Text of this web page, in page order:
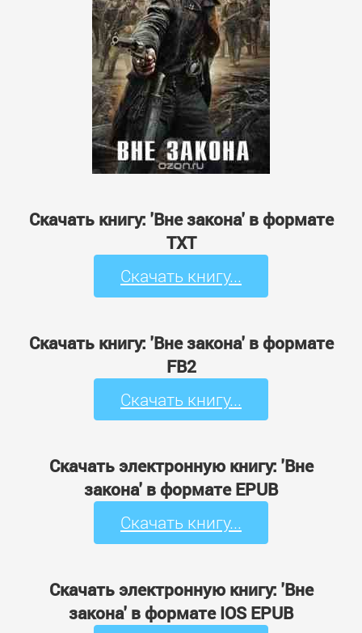
Скачать книгу: 'Вне закона' в формате
TXT
Скачать книгу...
Скачать книгу: 'Вне закона' в формате
FB2
Скачать книгу...
Скачать электронную книгу: 'Вне
закона' в формате EPUB
Скачать книгу...
Скачать электронную книгу: 'Вне
закона' в формате IOS EPUB